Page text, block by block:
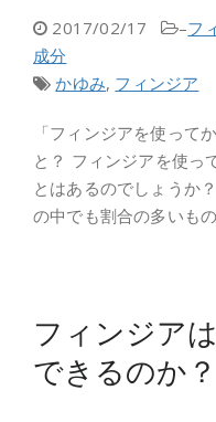
2017/02/17 –フ
成分
かゆみ, フィンジア
「フィンジアを使って
と？ フィンジアを使っ
とはあるのでしょうか
の中でも割合の多いも
フィンジア
できるのか？